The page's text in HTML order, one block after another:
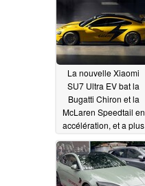
La nouvelle Xiaomi
SU7 Ultra EV bat la
Bugatti Chiron et la
McLaren Speedtail en
accélération, et a plus
de puissance selon
Xiaomi07/20/2024